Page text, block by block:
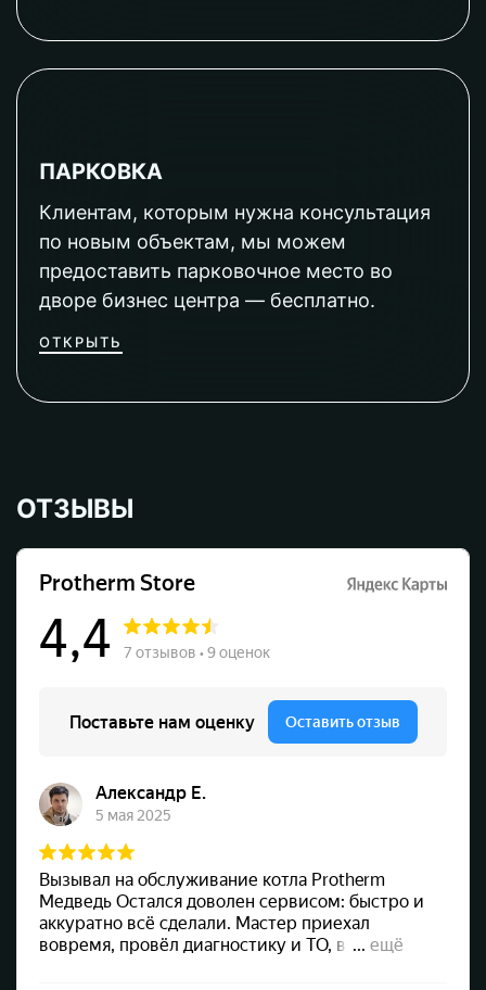
ПАРКОВКА
Клиентам, которым нужна консультация
по новым объектам, мы можем
предоставить парковочное место во
дворе бизнес центра — бесплатно.
ОТКРЫТЬ
ОТЗЫВЫ